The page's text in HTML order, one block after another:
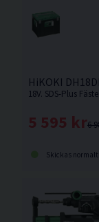
HiKOKI
6
5 595 kr
Skickas normalt